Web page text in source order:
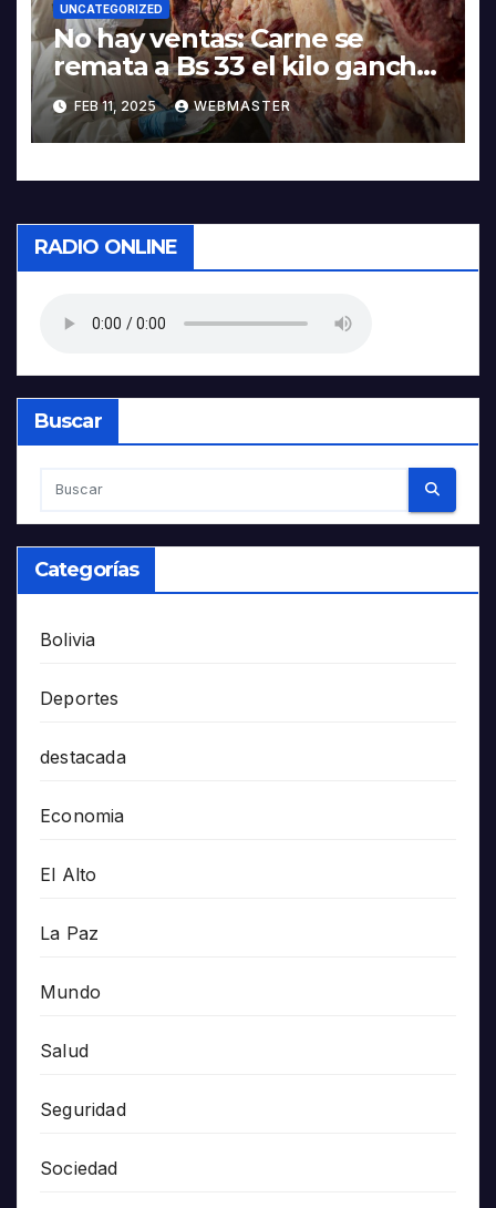
UNCATEGORIZED
No hay ventas: Carne se
remata a Bs 33 el kilo gancho
en el matadero de La Paz
FEB 11, 2025 WEBMASTER
RADIO ONLINE
Buscar
Categorías
Bolivia
Deportes
destacada
Economia
El Alto
La Paz
Mundo
Salud
Seguridad
Sociedad